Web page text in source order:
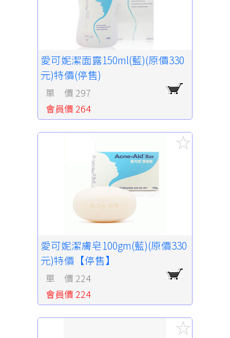
愛可妮潔面露150ml(藍)(原價330
元)特價(停售)
單 價 297
會員價 264
愛可妮潔膚皂100gm(藍)(原價330
元)特價【停售】
單 價 224
會員價 224